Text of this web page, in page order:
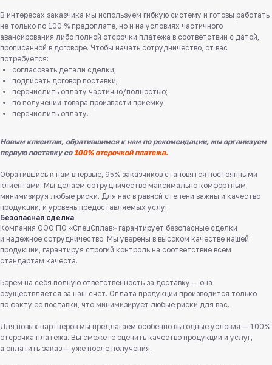
В интересах заказчика мы используем гибкую систему и готовы работать
не только по 100 % предоплате, но и на условиях частичного
авансирования либо полной отсрочки платежа в соответствии с датой,
прописанной в договоре. Чтобы начать сотрудничество, от вас
потребуется:
согласовать детали сделки;
подписать договор поставки;
перечислить оплату частично/полностью;
по получении товара произвести приёмку;
перечислить оплату.
Новым клиентам, обратившимся к нам по рекомендации, мы организуем
первую поставку со100% отсрочкой платежа.
Обратившись к нам впервые, 95% заказчиков становятся постоянными
клиентами. Мы делаем сотрудничество максимально комфортным,
минимизируя любые риски. Для нас в равной степени важны и качество
продукции, и уровень предоставляемых услуг.
Безопасная сделка
Компания ООО ПО «СпецСплав» гарантирует безопасные сделки
и надежное сотрудничество. Мы уверены в высоком качестве нашей
продукции, гарантируя строгий контроль на соответствие всем
стандартам качеста.
Берем на себя полную ответственность за доставку — она
осуществляется за наш счет. Оплата продукции производится только
по факту ее поставки, что минимизирует любые риски для вас.
Для новых партнеров мы предлагаем особенно выгодные условия — 100%
отсрочка платежа. Вы сможете оценить качество продукции и услуг,
а оплатить заказ — уже после получения.
Заказать звонок
Служба поддержки клиентов
Работаем ежедневно с 8:00 до 18:00
8 831 413 29 55